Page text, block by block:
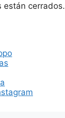
están cerrados.